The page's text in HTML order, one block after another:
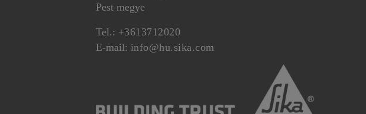
Pest megye
Tel.: +3613712020
E-mail: info@hu.sika.com